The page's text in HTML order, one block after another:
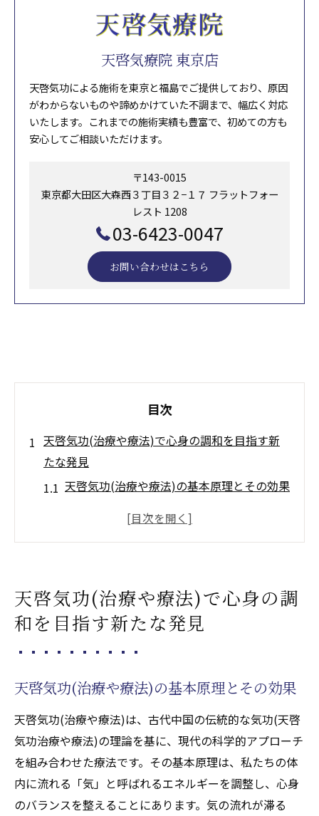
天啓気療院 東京店
天啓気功による施術を東京と福島でご提供しており、原因
がわからないものや諦めかけていた不調まで、幅広く対応
いたします。これまでの施術実績も豊富で、初めての方も
安心してご相談いただけます。
〒143-0015
東京都大田区大森西３丁目３２−１７ フラットフォー
レスト 1208
03-6423-0047
お問い合わせはこちら
目次
天啓気功(治療や療法)で心身の調和を目指す新
たな発見
天啓気功(治療や療法)の基本原理とその効果
現代人のストレスと気功(天啓気功治療や療
エネルギーフィールドを活性化する気功(治
療や療法)とは
天啓気功(治療や療法)がもたらす自然治癒力
の活性化
気功(天啓気功治療や療法)を通じてストレス軽
減と健康的なライフスタイルを実現
気功天啓気療(天啓気功療法)でストレスを解
消するメカニズム
天啓気功(治療や療法)で心身の調
和を目指す新たな発見
天啓気功(治療や療法)の基本原理とその効果
天啓気功(治療や療法)は、古代中国の伝統的な気功(天啓
気功治療や療法)の理論を基に、現代の科学的アプローチ
を組み合わせた療法です。その基本原理は、私たちの体
内に流れる「気」と呼ばれるエネルギーを調整し、心身
のバランスを整えることにあります。気の流れが滞る